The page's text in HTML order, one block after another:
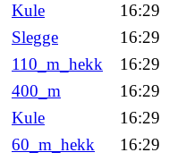
Kule
16:29
Slegge
16:29
110_m_hekk
16:29
400_m
16:29
Kule
16:29
60_m_hekk
16:29